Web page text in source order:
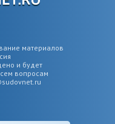
материалов
и будет
вопросам